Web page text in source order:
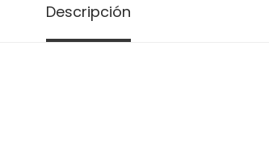
Descripción